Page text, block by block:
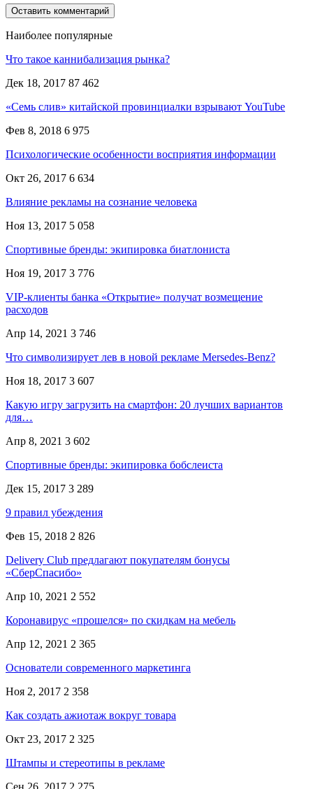
Наиболее популярные
Что такое каннибализация рынка?
Дек 18, 2017 87 462
«Семь слив» китайской провинциалки взрывают YouTube
Фев 8, 2018 6 975
Психологические особенности восприятия информации
Окт 26, 2017 6 634
Влияние рекламы на сознание человека
Ноя 13, 2017 5 058
Спортивные бренды: экипировка биатлониста
Ноя 19, 2017 3 776
VIP-клиенты банка «Открытие» получат возмещение
расходов
Апр 14, 2021 3 746
Что символизирует лев в новой рекламе Mersedes-Benz?
Ноя 18, 2017 3 607
Какую игру загрузить на смартфон: 20 лучших вариантов
для…
Апр 8, 2021 3 602
Спортивные бренды: экипировка бобслеиста
Дек 15, 2017 3 289
9 правил убеждения
Фев 15, 2018 2 826
Delivery Club предлагают покупателям бонусы
«СберСпасибо»
Апр 10, 2021 2 552
Коронавирус «прошелся» по скидкам на мебель
Апр 12, 2021 2 365
Основатели современного маркетинга
Ноя 2, 2017 2 358
Как создать ажиотаж вокруг товара
Окт 23, 2017 2 325
Штампы и стереотипы в рекламе
Сен 26, 2017 2 275